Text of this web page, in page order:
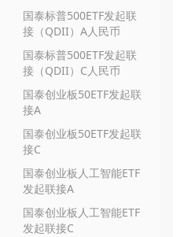
国泰标普500ETF发起联
接（QDII）A人民币
国泰标普500ETF发起联
接（QDII）C人民币
国泰创业板50ETF发起联
接A
国泰创业板50ETF发起联
接C
国泰创业板人工智能ETF
发起联接A
国泰创业板人工智能ETF
发起联接C